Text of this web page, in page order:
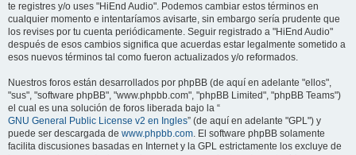
te registres y/o uses "HiEnd Audio". Podemos cambiar estos términos en
cualquier momento e intentaríamos avisarte, sin embargo sería prudente que
los revises por tu cuenta periódicamente. Seguir registrado a "HiEnd Audio"
después de esos cambios significa que acuerdas estar legalmente sometido a
esos nuevos términos tal como fueron actualizados y/o reformados.
Nuestros foros están desarrollados por phpBB (de aquí en adelante "ellos",
"sus", "software phpBB", "www.phpbb.com", "phpBB Limited", "phpBB Teams")
el cual es una solución de foros liberada bajo la “
GNU General Public License v2 en Ingles” (de aquí en adelante "GPL") y
puede ser descargada de www.phpbb.com. El software phpBB solamente
facilita discusiones basadas en Internet y la GPL estrictamente los excluye de